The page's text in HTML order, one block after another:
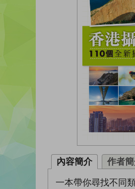
內容簡介 作者
一本帶你尋找不同